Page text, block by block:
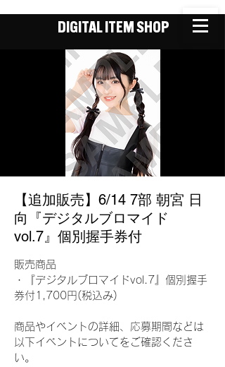
DIGITAL ITEM SHOP
【追加販売】6/14 7部 朝宮 日
向『デジタルブロマイド
vol.7』個別握手券付
販売商品
・『デジタルブロマイドvol.7』個別握手
券付1,700円(税込み)
商品やイベントの詳細、応募期間などは
以下イベントについてをご確認くださ
い。